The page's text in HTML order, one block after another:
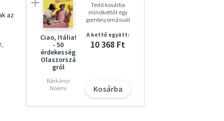
az
Ciao, Itália!
- 50
érdekesség
Olaszorszá
gról
Bárkányi
Noémi
Tedd kosárba
mindkettőt egy
gombnyomással!
A kettő együtt:
10 368 Ft
Kosárba